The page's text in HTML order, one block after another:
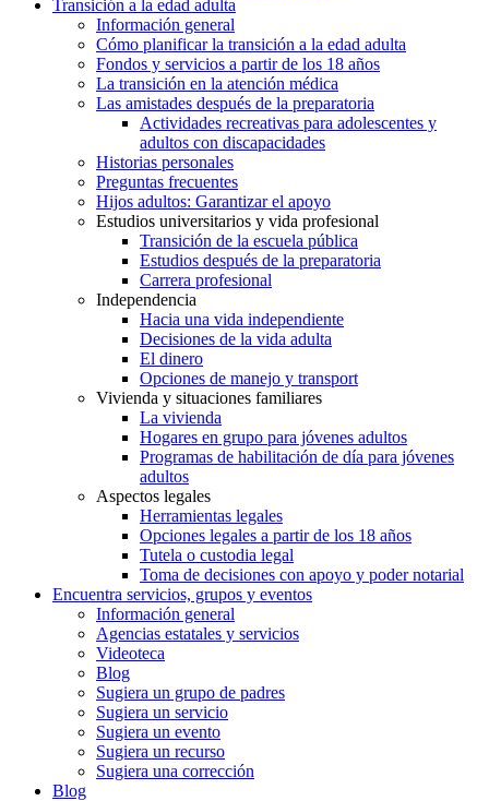
Transición a la edad adulta
Información general
Cómo planificar la transición a la edad adulta
Fondos y servicios a partir de los 18 años
La transición en la atención médica
Las amistades después de la preparatoria
Actividades recreativas para adolescentes y
adultos con discapacidades
Historias personales
Preguntas frecuentes
Hijos adultos: Garantizar el apoyo
Estudios universitarios y vida profesional
Transición de la escuela pública
Estudios después de la preparatoria
Carrera profesional
Independencia
Hacia una vida independiente
Decisiones de la vida adulta
El dinero
Opciones de manejo y transport
Vivienda y situaciones familiares
La vivienda
Hogares en grupo para jóvenes adultos
Programas de habilitación de día para jóvenes
adultos
Aspectos legales
Herramientas legales
Opciones legales a partir de los 18 años
Tutela o custodia legal
Toma de decisiones con apoyo y poder notarial
Encuentra servicios, grupos y eventos
Información general
Agencias estatales y servicios
Videoteca
Blog
Sugiera un grupo de padres
Sugiera un servicio
Sugiera un evento
Sugiera un recurso
Sugiera una corrección
Blog